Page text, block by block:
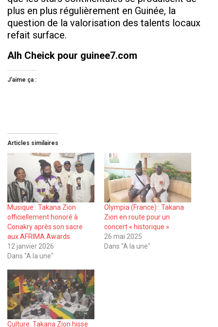
plus en plus régulièrement en Guinée, la
question de la valorisation des talents locaux
refait surface.
Alh Cheick pour guinee7.com
J’aime ça :
Articles similaires
Musique : Takana Zion
officiellement honoré à
Conakry après son sacre
aux AFRIMA Awards
12 janvier 2026
Dans "A la une"
Olympia (France) : Takana
Zion en route pour un
concert « historique »
26 mai 2025
Dans "A la une"
Culture. Takana Zion hisse